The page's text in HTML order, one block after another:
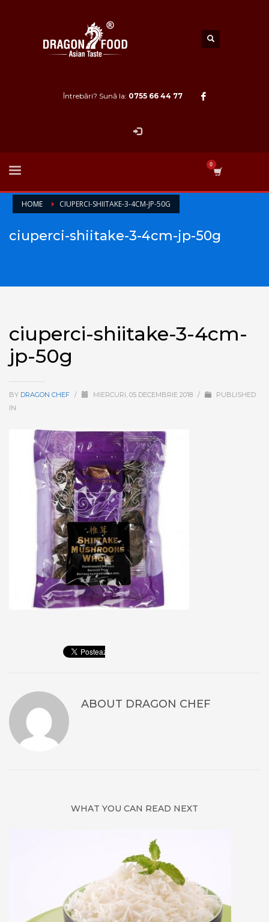
Întrebări? Sună la: 0755 66 44 77
HOME CIUPERCI-SHIITAKE-3-4CM-JP-50G
ciuperci-shiitake-3-4cm-jp-50g
ciuperci-shiitake-3-4cm-
jp-50g
BY DRAGON CHEF / MIERCURI, 05 DECEMBRIE 2018 /
PUBLISHED
IN
ABOUT DRAGON CHEF
WHAT YOU CAN READ NEXT